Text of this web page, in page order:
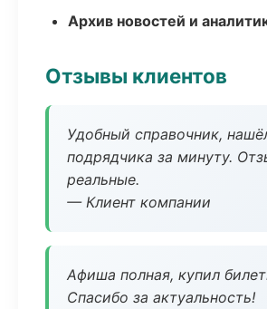
Архив новостей и
Отзывы клиентов
Удобный справочник,
подрядчика за минуту.
реальные.
— Клиент компании
Афиша полная, купил
Спасибо за актуальность!